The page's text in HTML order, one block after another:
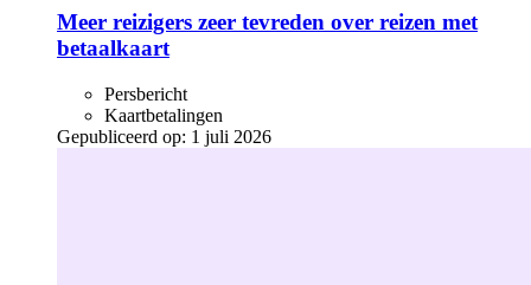
Meer reizigers zeer tevreden over reizen met
betaalkaart
Persbericht
Kaartbetalingen
Gepubliceerd op: 1 juli 2026